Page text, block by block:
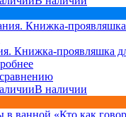
Книжка-проявляшка
В наличии